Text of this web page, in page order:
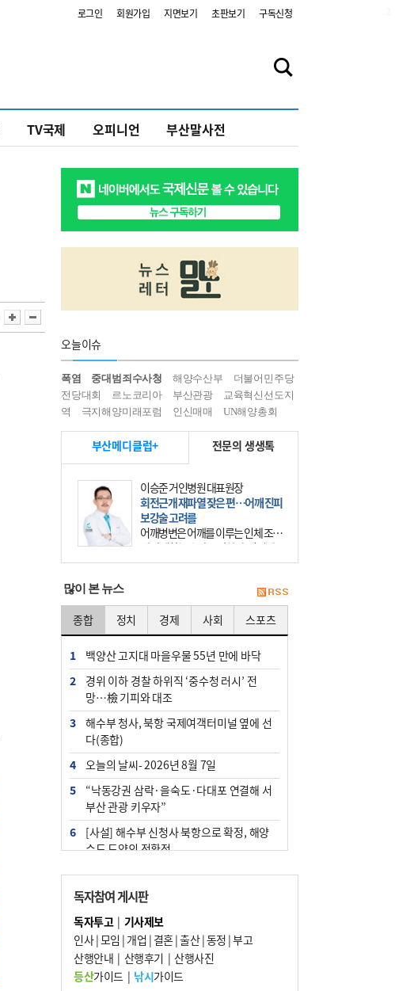
로그인 회원가입 지면보기 초판보기 구독신청
TV국제 오피니언 부산말사전
오늘이슈
폭염 중대범죄수사청 해양수산부
더불어민주당
전당대회
르노코리아 부산관광
교육혁신선도지
역
극지해양미래포럼 인신매매 UN해양총회
부산메디클럽+ 전문의 생생톡
이승준 거인병원 대표원장
회전근개 재파열 잦은 편…어깨 진피
보강술 고려를
어깨병변은 어깨를 이루는 인체 조직
에 발생하는 손상을 말한다. 여기에
는 오십견과 회전근개 증후군, 어깨
많이 본 뉴스
종합 정치 경제 사회 스포츠
1
백양산 고지대 마을우물 55년 만에 바닥
2
경위 이하 경찰 하위직 ‘중수청 러시’ 전
망…檢 기피와 대조
3
해수부 청사, 북항 국제여객터미널 옆에 선
다(종합)
4
오늘의 날씨- 2026년 8월 7일
5
“낙동강권 삼락·을숙도·다대포 연결해 서
부산 관광 키우자”
6
[사설] 해수부 신청사 북항으로 확정, 해양
수도 도약의 전환점
7
부울경 주말부터 비소식…‘극한 폭염’ 한풀
꺾일 듯
8
피란마을 67년 역사인데…전교생 24명 아
미초 통폐합 기로
9
외국인 선원 ‘인신매매 경유지’ 된 부산…
우려가 현실로
독자참여 게시판
독자투고| 기사제보
인사|모임 | 개업 | 결혼|출산|동정 |부고
산행안내 | 산행후기 | 산행사진
등산가이드| 낚시가이드